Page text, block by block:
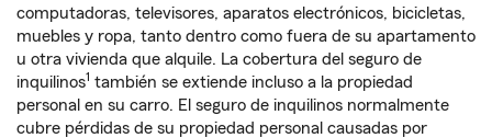
computadoras, televisores, aparatos electrónicos, bicicletas,
muebles y ropa, tanto dentro como fuera de su apartamento
u otra vivienda que alquile. La cobertura del seguro de
inquilinos1 también se extiende incluso a la propiedad
personal en su carro. El seguro de inquilinos normalmente
cubre pérdidas de su propiedad personal causadas por